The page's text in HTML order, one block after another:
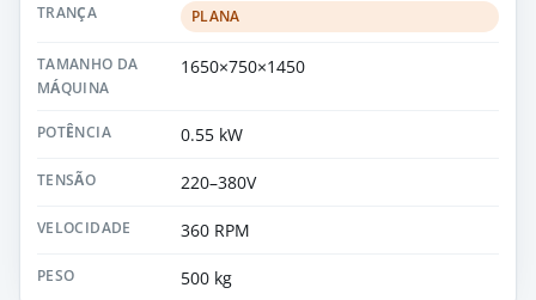
PLANA
1650×750×1450
0.55 kW
220–380V
360 RPM
500 kg